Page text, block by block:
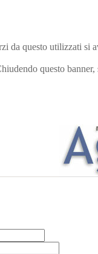
da questo utilizzati si
questo